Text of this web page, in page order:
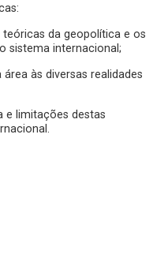
da geopolítica e os
sistema internacional;
às diversas realidades
e limitações destas